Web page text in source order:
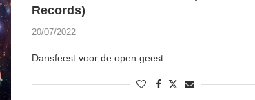
Records)
20/07/2022
Dansfeest voor de open geest